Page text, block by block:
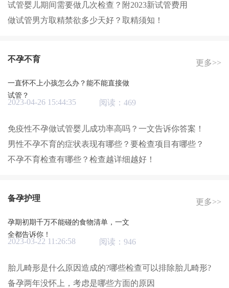
试管婴儿期间需要做几次检查？附2023新试管费用
做试管男方取精禁欲多少天好？取精须知！
不孕不育 更多>>
一直怀不上小孩怎么办？能不能直接做
试管？
2023-04-26 15:44:35 阅读：469
免疫性不孕做试管婴儿成功率高吗？一文告诉你答案！
男性不孕不育的症状表现有哪些？要检查项目有哪些？
不孕不育检查有哪些？检查越详细越好！
备孕护理 更多>>
孕期初期千万不能碰的食物清单，一文
全都告诉你！
2023-03-22 11:26:58 阅读：946
胎儿畸形是什么原因造成的?哪些检查可以排除胎儿畸形?
备孕两年没怀上，考虑是哪些方面的原因